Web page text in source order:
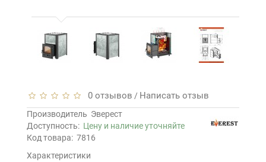
0 отзывов / Написать отзыв
Производитель Эверест
Доступность: Цену и наличие уточняйте
Код товара: 7816
Характеристики